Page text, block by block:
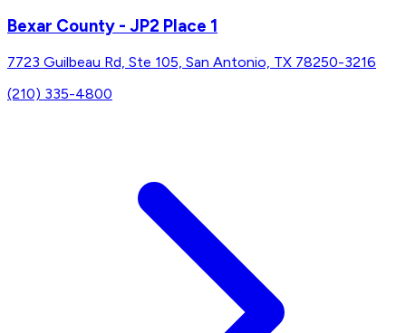
Bexar County - JP2 Place 1
7723 Guilbeau Rd, Ste 105, San Antonio, TX 78250-3216
(210) 335-4800